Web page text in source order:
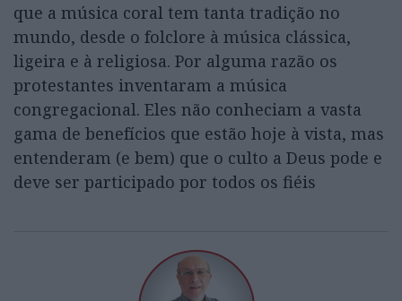
que a música coral tem tanta tradição no
mundo, desde o folclore à música clássica,
ligeira e à religiosa. Por alguma razão os
protestantes inventaram a música
congregacional. Eles não conheciam a vasta
gama de benefícios que estão hoje à vista, mas
entenderam (e bem) que o culto a Deus pode e
deve ser participado por todos os fiéis